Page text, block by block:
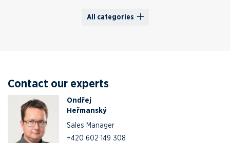
All categories
Contact our experts
Ondřej
Heřmanský
Sales Manager
+420 602 149 308